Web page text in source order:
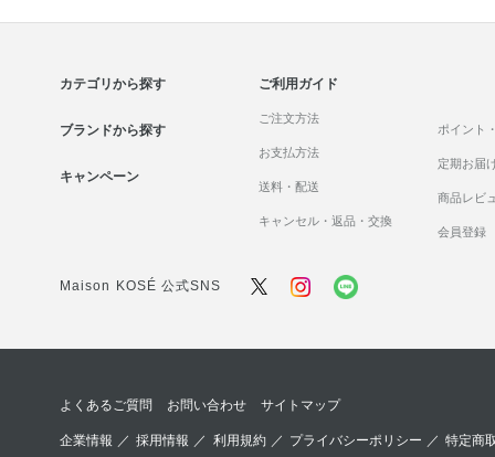
カテゴリから探す
ブランドから探す
キャンペーン
ご利用ガイド
ご注文方法
お支払方法
送料・配送
キャンセル・返品・交換
ポイント
定期お届
商品レビ
会員登録
Maison KOSÉ 公式SNS
よくあるご質問 お問い合わせ サイトマップ
企業情報 ／採用情報 ／ 利用規約／ プライバシーポリシー ／ 特定商